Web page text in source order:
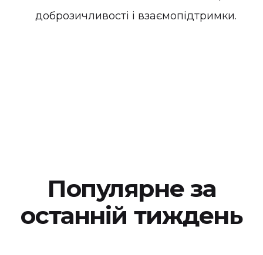
доброзичливості і взаємопідтримки.
Популярне за
останній тиждень